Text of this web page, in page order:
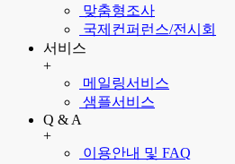
맞춤형조사
국제컨퍼런스/전시회
서비스
+
메일링서비스
샘플서비스
Q & A
+
이용안내 및 FAQ